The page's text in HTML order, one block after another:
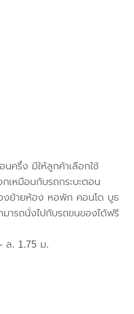
ครึ่ง มีให้ลูกค้าเลือกใช้
เหมือนกับรถกระบะตอน
งย้ายห้อง หอพัก คอนโด บูธ
ารถนั่งไปกับรถขนของได้ฟรี
ล. 1.75 ม.